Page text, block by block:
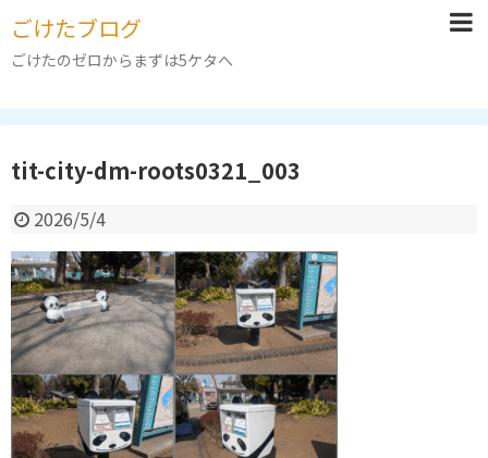
ごけたブログ
ごけたのゼロからまずは5ケタへ
tit-city-dm-roots0321_003
2026/5/4